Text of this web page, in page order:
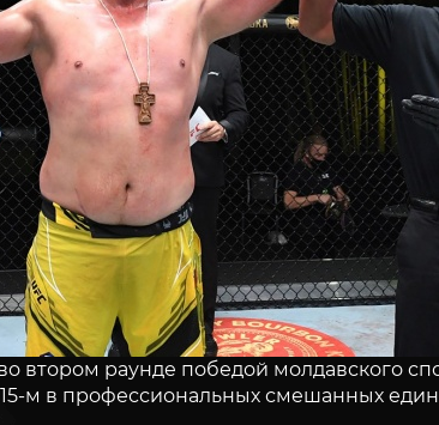
втором раунде победой молдавского
м в профессиональных смешанных